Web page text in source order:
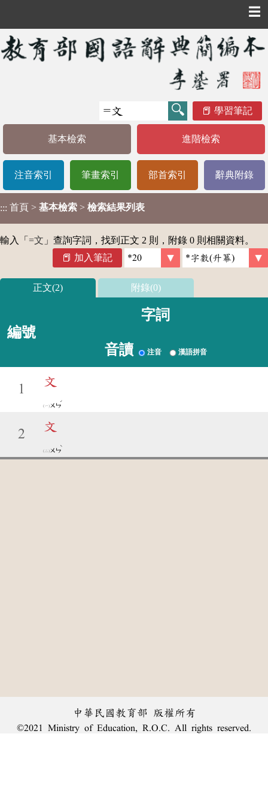
☰
學習筆記
基本檢索 進階檢索
注音索引 筆畫索引 部首索引 辭典附錄
::: 首頁 > 基本檢索 > 檢索結果列表
輸入「 =文 」查詢字詞，找到正文 2 則，附錄 0 則相關資料。
加入筆記
正文(2) 附錄(0)
編號
字詞
音讀 注音 漢語拼音
1
文
ㄨㄣ
ˊ
2
文
ㄨㄣ
ˋ
中華民國教育部 版權所有
©2021 Ministry of Education, R.O.C. All rights reserved.